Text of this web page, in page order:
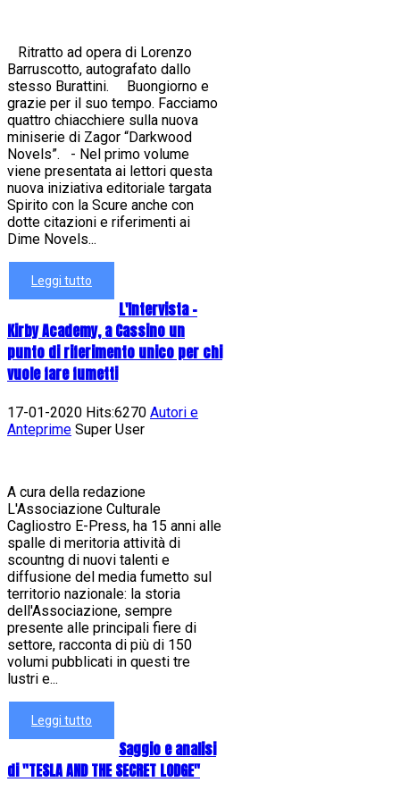
Ritratto ad opera di Lorenzo
Barruscotto, autografato dallo
stesso Burattini. Buongiorno e
grazie per il suo tempo. Facciamo
quattro chiacchiere sulla nuova
miniserie di Zagor “Darkwood
Novels”. - Nel primo volume
viene presentata ai lettori questa
nuova iniziativa editoriale targata
Spirito con la Scure anche con
dotte citazioni e riferimenti ai
Dime Novels...
Leggi tutto
L'Intervista -
Kirby Academy, a Cassino un
punto di riferimento unico per chi
vuole fare fumetti
17-01-2020 Hits:6270 Autori e
Anteprime Super User
A cura della redazione
L'Associazione Culturale
Cagliostro E-Press, ha 15 anni alle
spalle di meritoria attività di
scountng di nuovi talenti e
diffusione del media fumetto sul
territorio nazionale: la storia
dell'Associazione, sempre
presente alle principali fiere di
settore, racconta di più di 150
volumi pubblicati in questi tre
lustri e...
Leggi tutto
Saggio e analisi
di "TESLA AND THE SECRET LODGE"